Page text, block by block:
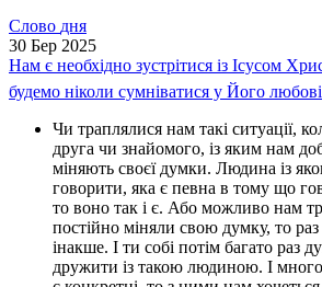
Слово дня
30 Бер 2025
Нам є необхідно зустрітися із Ісусом
будемо ніколи сумніватися у Його
Чи траплялися нам такі ситуації,
друга чи знайомого, із яким нам
міняють своєї думки. Людина із
говорити, яка є певна в тому що
то воно так і є. Або можливо нам
постійно міняли свою думку, то
інакше. І ти собі потім багато раз
дружити із такою людиною. І много